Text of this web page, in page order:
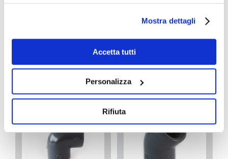
Mostra dettagli
Accetta tutti
Personalizza
Rifiuta
membrana in PP
Chiusa